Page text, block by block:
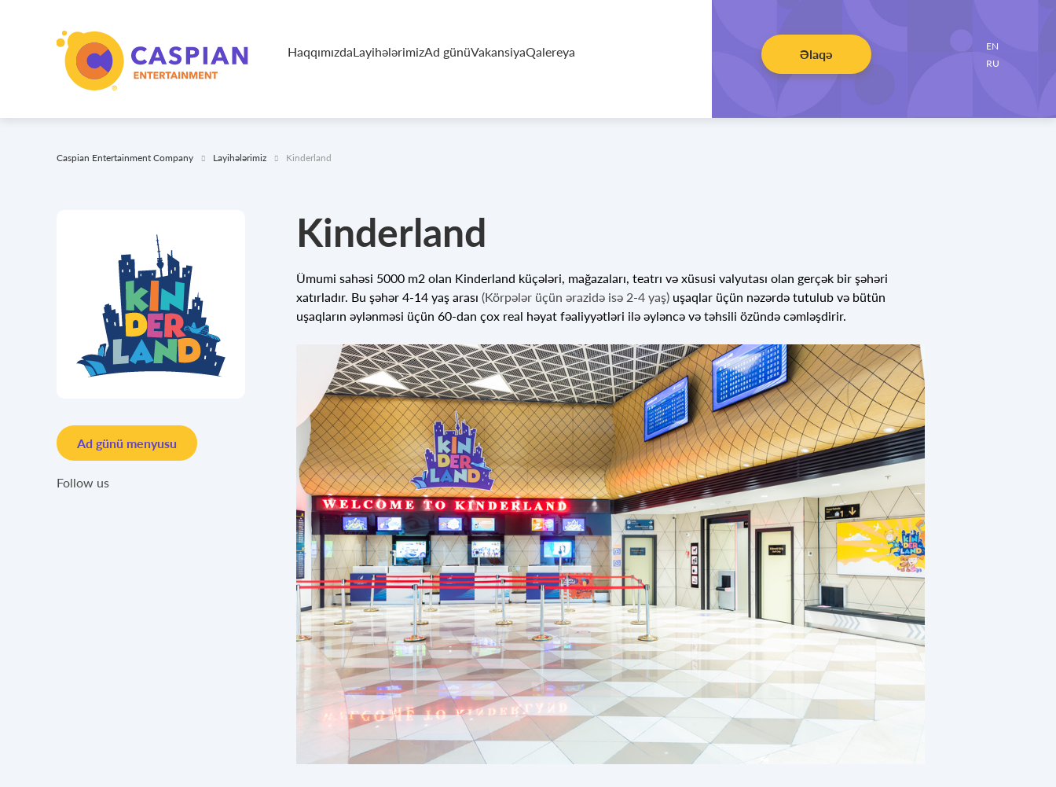
HaqqımızdaLayihələrimizAd günüVakansiyaQalereya Əlaqə
EN
RU
Caspian Entertainment Company Layihələrimiz Kinderland
Ad günü menyusu
Follow us
Kinderland
Ümumi sahəsi 5000 m2 olan Kinderland küçələri, mağazaları, teatrı və xüsusi valyutası olan gerçək bir şəhəri
xatırladır. Bu şəhər 4-14 yaş arası (Körpələr üçün ərazidə isə 2-4 yaş) uşaqlar üçün nəzərdə tutulub və bütün
uşaqların əylənməsi üçün 60-dan çox real həyat fəaliyyətləri ilə əyləncə və təhsili özündə cəmləşdirir.